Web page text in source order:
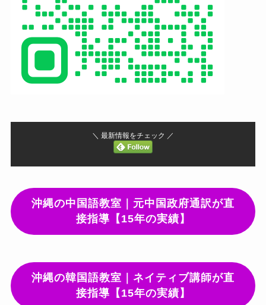
＼ 最新情報をチェック ／
沖縄の中国語教室｜元中国政府通訳が直
接指導【15年の実績】
沖縄の韓国語教室｜ネイティブ講師が直
接指導【15年の実績】